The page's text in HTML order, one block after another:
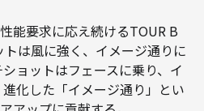
能要求に応え続けるTOUR B
トは風に強く、イメージ通りに
ョットはフェースに乗り、イ
進化した「イメージ通り」とい